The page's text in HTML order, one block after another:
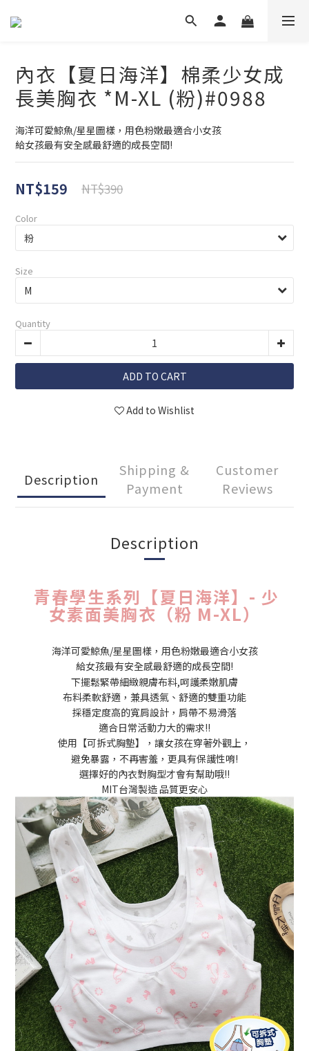
內衣【夏日海洋】棉柔少女成
長美胸衣 *M-XL (粉)#0988
海洋可愛鯨魚/星星圖樣，用色粉嫩最適合小女孩
給女孩最有安全感最舒適的成長空間!
NT$159 NT$390
Color
Size
Quantity
ADD TO CART
Add to Wishlist
Description
Shipping &
Payment
Customer
Reviews
Description
青春學生系列【夏日海洋】- 少
女素面美胸衣（粉 M-XL）
海洋可愛鯨魚/星星圖樣，用色粉嫩最適合小女孩
給女孩最有安全感最舒適的成長空間!
下擺鬆緊帶細緻親膚布料,呵護柔嫩肌膚
布料柔軟舒適，兼具透氣、舒適的雙重功能
採穩定度高的寬肩設計，肩帶不易滑落
適合日常活動力大的需求!!
使用【可拆式胸墊】，讓女孩在穿著外觀上，
避免暴露，不再害羞，更具有保護性唷!
選擇好的內衣對胸型才會有幫助哦!!
MIT台灣製造 品質更安心